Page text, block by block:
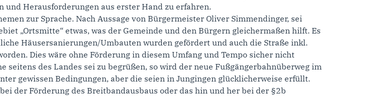
Herausforderungen aus erster Hand zu erfahren.
zur Sprache. Nach Aussage von Bürgermeister Oliver Simmendinger, sei
„Ortsmitte“ etwas, was der Gemeinde und den Bürgern gleichermaßen hilft. Es
Häusersanierungen/Umbauten wurden gefördert und auch die Straße inkl.
Dies wäre ohne Förderung in diesem Umfang und Tempo sicher nicht
seitens des Landes sei zu begrüßen, so wird der neue Fußgängerbahnüberweg im
gewissen Bedingungen, aber die seien in Jungingen glücklicherweise erfüllt.
der Förderung des Breitbandausbaus oder das hin und her bei der §2b